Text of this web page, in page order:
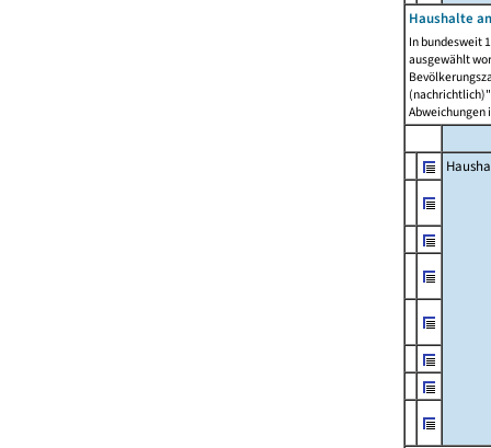
Haushalte
In bundesweit
ausgewählt
Abweichungen